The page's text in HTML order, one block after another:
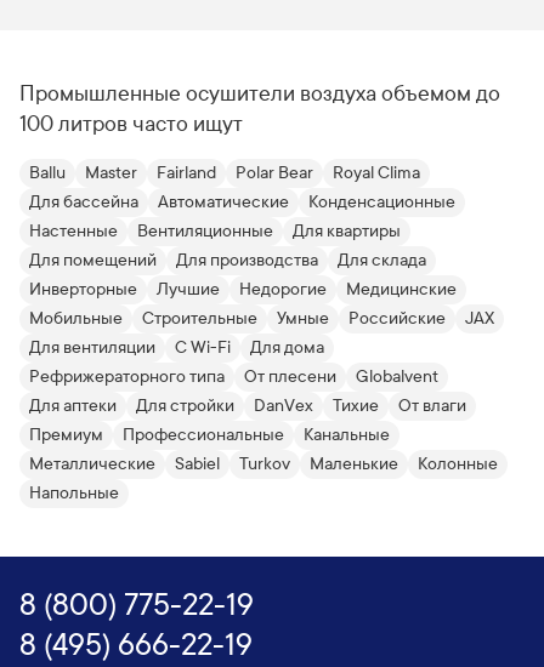
Промышленные осушители воздуха объемом до
100 литров часто ищут
Ballu Master Fairland Polar Bear
Royal Clima
Для бассейна
Автоматические
Конденсационные
Настенные
Вентиляционные
Для квартиры
Для помещений
Для производства
Для склада
Инверторные
Лучшие Недорогие
Медицинские
Мобильные
Строительные Умные Российские
JAX
Для вентиляции
С Wi-Fi
Для дома
Рефрижераторного типа
От плесени
Globalvent
Для аптеки
Для стройки DanVex Тихие
От влаги
Премиум
Профессиональные
Канальные
Металлические
Sabiel Turkov Маленькие
Колонные
Напольные
8 (800) 775-22-19
8 (495) 666-22-19